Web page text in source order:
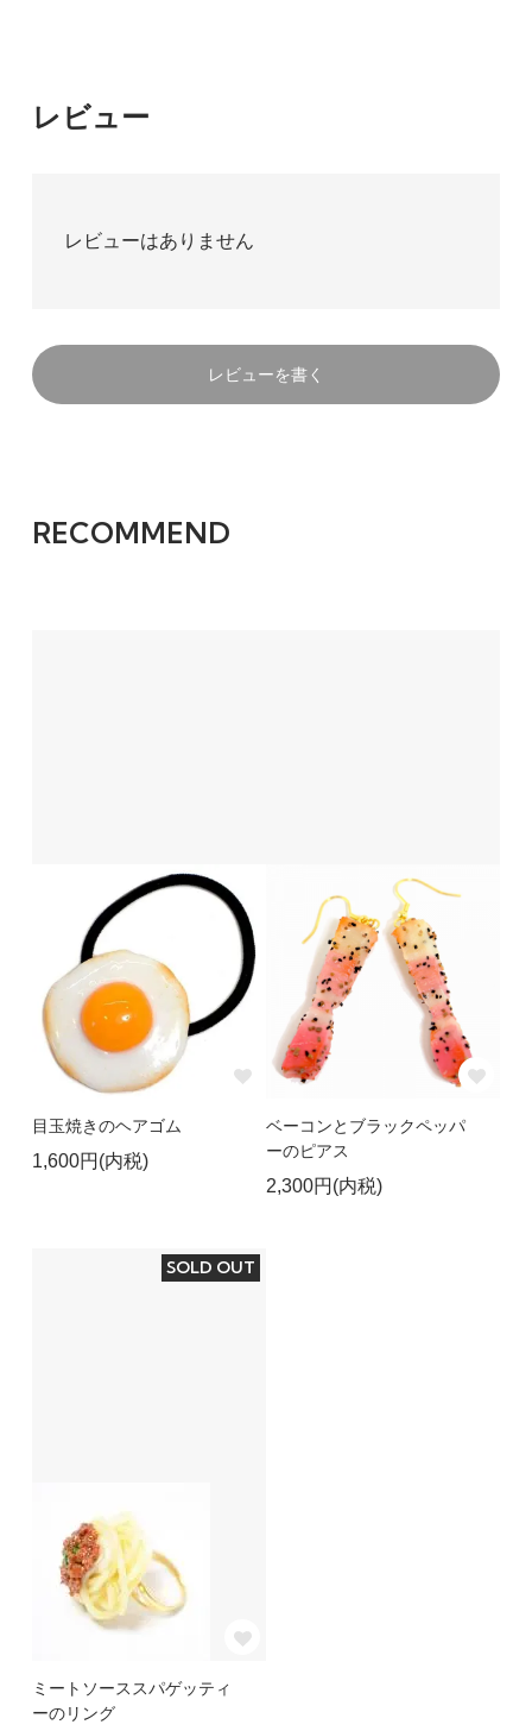
レビュー
レビューはありません
レビューを書く
RECOMMEND
目玉焼きのヘアゴム
1,600円(内税)
ベーコンとブラックペッパ
ーのピアス
2,300円(内税)
SOLD OUT
ミートソーススパゲッティ
ーのリング